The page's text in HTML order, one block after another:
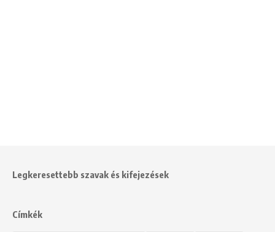
Legkeresettebb szavak és kifejezések
Címkék